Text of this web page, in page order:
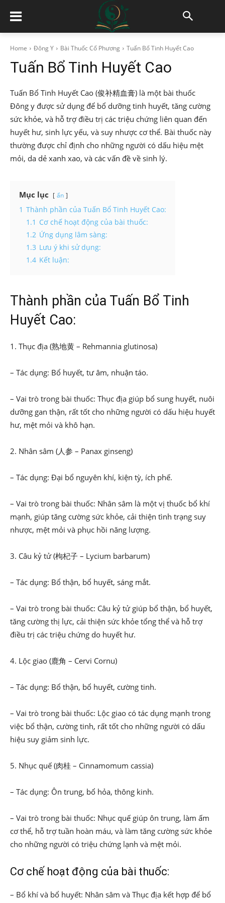
Home Đông Y Bài Thuốc Cổ Phương Tuấn Bổ Tinh Huyết Cao
Tuấn Bổ Tinh Huyết Cao
Tuấn Bổ Tinh Huyết Cao (俊补精血膏) là một bài thuốc
Đông y được sử dụng để bổ dưỡng tinh huyết, tăng cường
sức khỏe, và hỗ trợ điều trị các triệu chứng liên quan đến
huyết hư, sinh lực yếu, và suy nhược cơ thể. Bài thuốc này
thường được chỉ định cho những người có dấu hiệu mệt
mỏi, da dẻ xanh xao, và các vấn đề về sinh lý.
Mục lục ẩn
1 Thành phần của Tuấn Bổ Tinh Huyết Cao:
1.1 Cơ chế hoạt động của bài thuốc:
1.2 Ứng dụng lâm sàng:
1.3 Lưu ý khi sử dụng:
1.4 Kết luận:
Thành phần của Tuấn Bổ Tinh
Huyết Cao:
1. Thục địa (熟地黄 – Rehmannia glutinosa)
– Tác dụng: Bổ huyết, tư âm, nhuận táo.
– Vai trò trong bài thuốc: Thục địa giúp bổ sung huyết, nuôi
dưỡng gan thận, rất tốt cho những người có dấu hiệu huyết
hư, mệt mỏi và khô hạn.
2. Nhân sâm (人参 – Panax ginseng)
– Tác dụng: Đại bổ nguyên khí, kiện tỳ, ích phế.
– Vai trò trong bài thuốc: Nhân sâm là một vị thuốc bổ khí
mạnh, giúp tăng cường sức khỏe, cải thiện tình trạng suy
nhược, mệt mỏi và phục hồi năng lượng.
3. Câu kỷ tử (枸杞子 – Lycium barbarum)
– Tác dụng: Bổ thận, bổ huyết, sáng mắt.
– Vai trò trong bài thuốc: Câu kỷ tử giúp bổ thận, bổ huyết,
tăng cường thị lực, cải thiện sức khỏe tổng thể và hỗ trợ
điều trị các triệu chứng do huyết hư.
4. Lộc giao (鹿角 – Cervi Cornu)
– Tác dụng: Bổ thận, bổ huyết, cường tinh.
– Vai trò trong bài thuốc: Lộc giao có tác dụng mạnh trong
việc bổ thận, cường tinh, rất tốt cho những người có dấu
hiệu suy giảm sinh lực.
5. Nhục quế (肉桂 – Cinnamomum cassia)
– Tác dụng: Ôn trung, bổ hỏa, thông kinh.
– Vai trò trong bài thuốc: Nhục quế giúp ôn trung, làm ấm
cơ thể, hỗ trợ tuần hoàn máu, và làm tăng cường sức khỏe
cho những người có triệu chứng lạnh và mệt mỏi.
Cơ chế hoạt động của bài thuốc:
– Bổ khí và bổ huyết: Nhân sâm và Thục địa kết hợp để bổ